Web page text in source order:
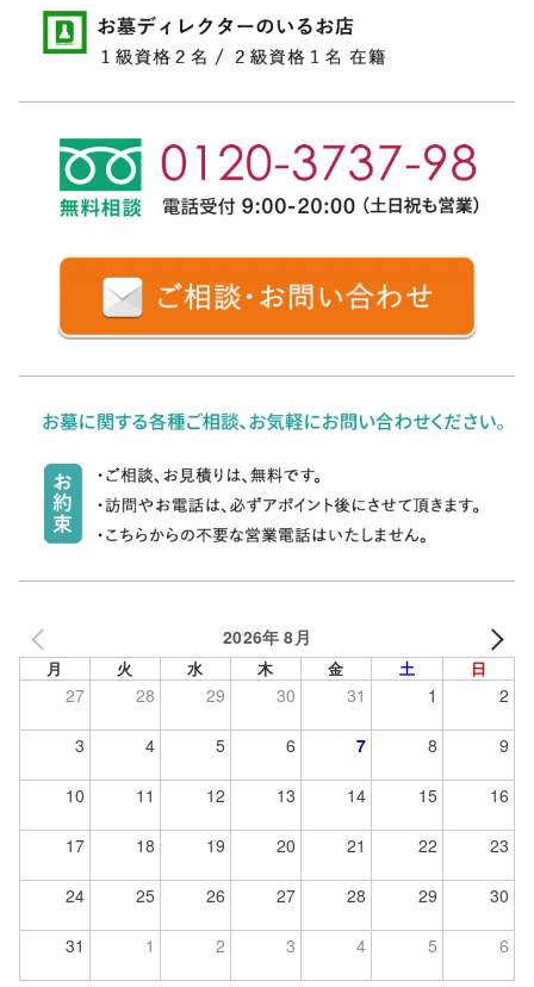
2026年 8月
月 火 水 木 金 土 日
27 28 29 30 31 1 2
3 4 5 6 7 8 9
10 11 12 13 14 15 16
17 18 19 20 21 22 23
24 25 26 27 28 29 30
31 1 2 3 4 5 6